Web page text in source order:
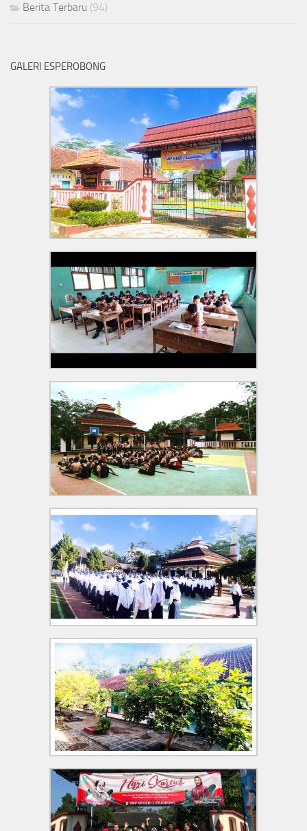
Berita Terbaru (94)
GALERI ESPEROBONG